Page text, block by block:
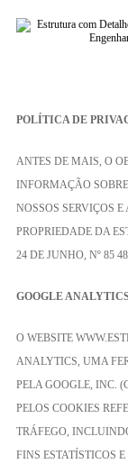
POLÍTICA DE
ANTES DE MAIS, O
INFORMAÇÃO
NOSSOS SERVIÇOS
PROPRIEDADE DA
24 DE JUNHO, Nº 85
GOOGLE ANALYTICS
O WEBSITE
ANALYTICS, UMA
PELA GOOGLE, INC.
PELOS COOKIES
TRÁFEGO,
FINS ESTATÍSTICOS